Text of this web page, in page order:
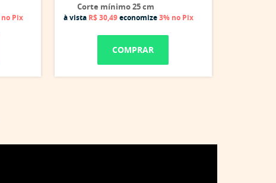
no Pix
Corte mínimo 25 cm
à vista R$ 30,49economize3% no Pix
COMPRAR